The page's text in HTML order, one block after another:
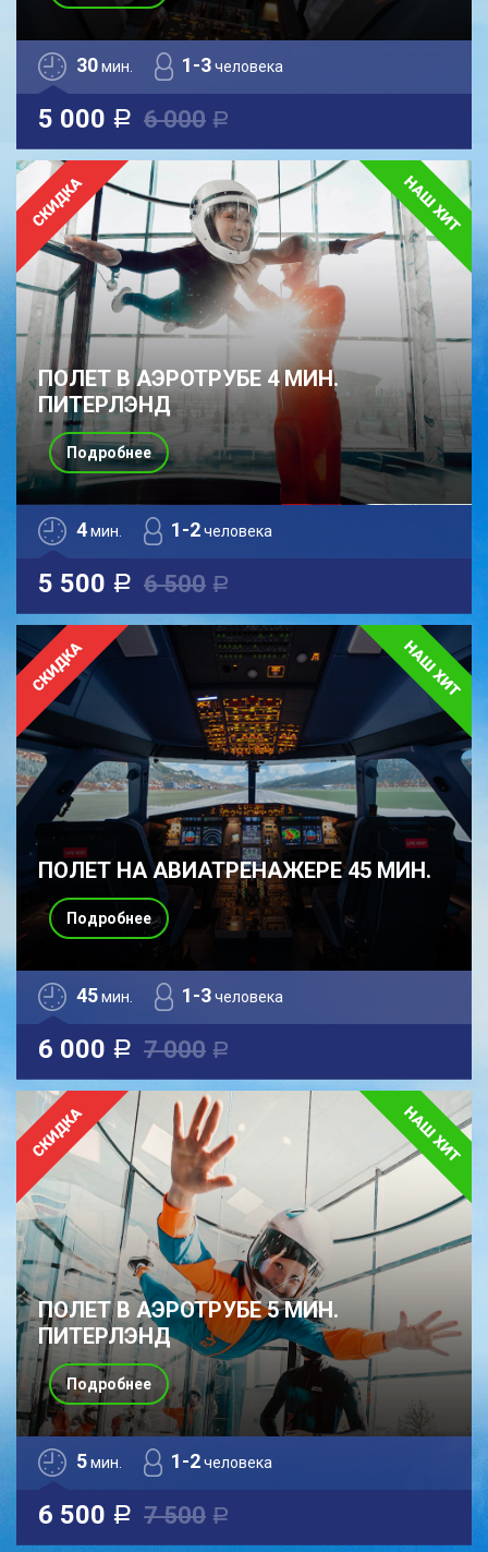
30мин. 1-3человека
5 000 a 6 000 a
ПОЛЕТ В АЭРОТРУБЕ 4 МИН.
ПИТЕРЛЭНД
4мин. 1-2человека
5 500 a 6 500 a
Подробнее
ПОЛЕТ НА АВИАТРЕНАЖЕРЕ 45 МИН.
45мин. 1-3человека
6 000 a 7 000 a
Подробнее
ПОЛЕТ В АЭРОТРУБЕ 5 МИН.
ПИТЕРЛЭНД
5мин. 1-2человека
6 500 a 7 500 a
Подробнее